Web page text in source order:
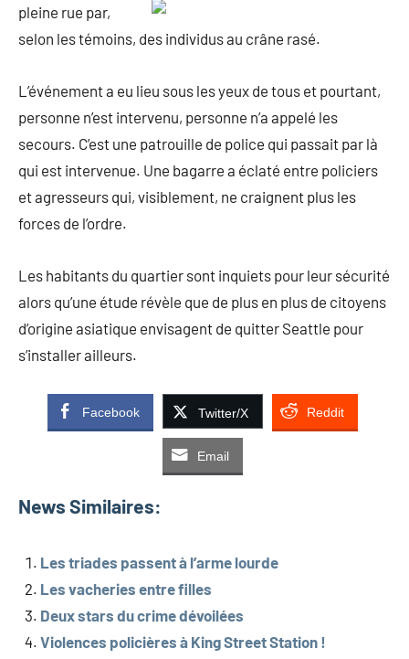
pleine rue par,
selon les témoins, des individus au crâne rasé.
L’événement a eu lieu sous les yeux de tous et pourtant,
personne n’est intervenu, personne n’a appelé les
secours. C’est une patrouille de police qui passait par là
qui est intervenue. Une bagarre a éclaté entre policiers
et agresseurs qui, visiblement, ne craignent plus les
forces de l’ordre.
Les habitants du quartier sont inquiets pour leur sécurité
alors qu’une étude révèle que de plus en plus de citoyens
d’origine asiatique envisagent de quitter Seattle pour
s’installer ailleurs.
Facebook Twitter/X Reddit
Email
News Similaires:
Les triades passent à l’arme lourde
Les vacheries entre filles
Deux stars du crime dévoilées
Violences policières à King Street Station !